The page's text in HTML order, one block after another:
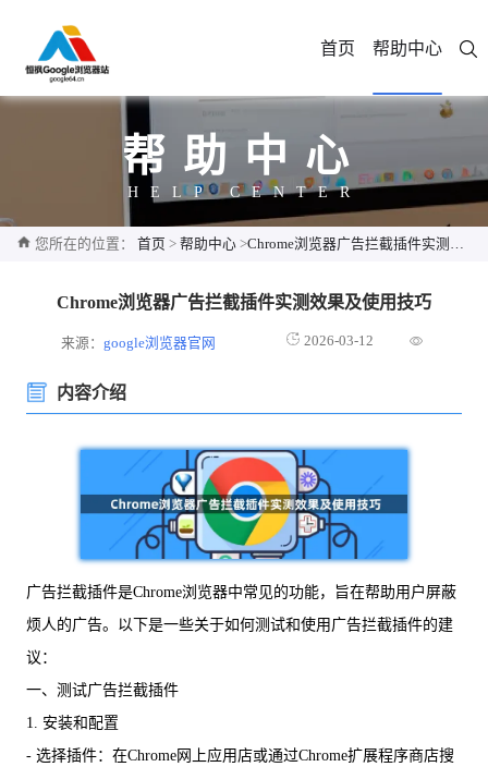
首页 帮助中心
帮助中心
HELP CENTER
您所在的位置： 首页 > 帮助中心 >Chrome浏览器广告拦截插件实测效果及使用技巧
Chrome浏览器广告拦截插件实测效果及使用技巧
来源：google浏览器官网 2026-03-12
内容介绍
广告拦截插件是Chrome浏览器中常见的功能，旨在帮助用户屏蔽
烦人的广告。以下是一些关于如何测试和使用广告拦截插件的建
议：
一、测试广告拦截插件
1. 安装和配置
- 选择插件：在Chrome网上应用店或通过Chrome扩展程序商店搜